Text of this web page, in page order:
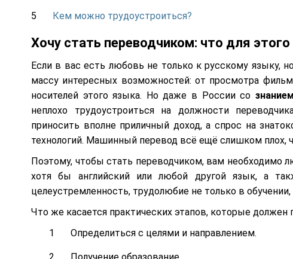
Кем можно трудоустроиться?
Хочу стать переводчиком: что для
Если в вас есть любовь не только к русскому языку,
массу интересных возможностей: от просмотра
носителей этого языка. Но даже в России со
неплохо трудоустроиться на должности
приносить вполне приличный доход, а спрос на
технологий. Машинный перевод всё ещё слишком плох,
Поэтому, чтобы стать переводчиком, вам необходимо
хотя бы английский или любой другой язык, а
целеустремленность, трудолюбие не только в обучении,
Что же касается практических этапов, которые
Определиться с целями и направлением.